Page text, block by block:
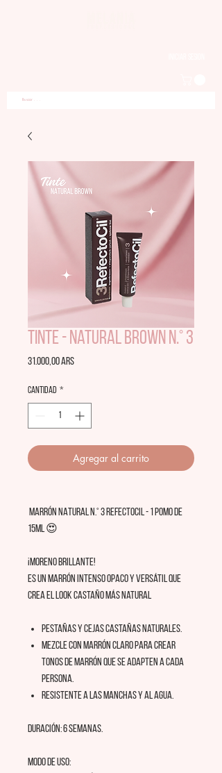
Tinte - Natural Brown N.° 3
31.000,00 ARSPrecio
Cantidad *
Agregar al carrito
MARRÓN NATURAL N.° 3 REFECTOCIL - 1 POMO DE
15ML 😍
¡MORENO BRILLANTE!
Es un marrón intenso opaco y versátil que
crea el look castaño más natural
Pestañas y cejas castañas naturales.
Mezcle con marrón claro para crear
tonos de marrón que se adapten a cada
persona.
Resistente a las manchas y al agua.
Duración: 6 semanas.
Modo de uso: